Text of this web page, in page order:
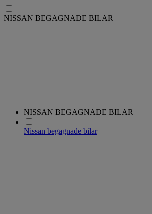
NISSAN BEGAGNADE BILAR
NISSAN BEGAGNADE BILAR
Nissan begagnade bilar